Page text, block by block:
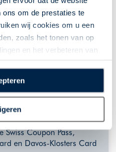
ons om de prestaties te
wij cookies om u een
zoals het tonen van op
en het verbeteren van
cookies en
gegevens kunnen
voor “Weigeren”
cookies, en zal er geen
content.
14 dagen | Zwitserland |
Moritz/Pontresina en
Swiss Coupon Pass,
en Davos-Klosters Card